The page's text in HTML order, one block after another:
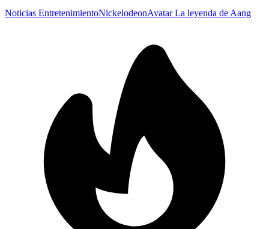
Noticias EntretenimientoNickelodeonAvatar La leyenda de Aang